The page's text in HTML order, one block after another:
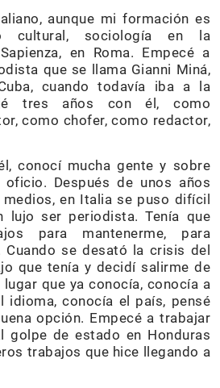
aunque mi formación es
cultural, sociología en la
en Roma. Empecé a
que se llama Gianni Miná,
cuando todavía iba a la
tres años con él, como
como chofer, como redactor,
conocí mucha gente y sobre
Después de unos años
en Italia se puso difícil
lujo ser periodista. Tenía que
para mantenerme, para
se desató la crisis del
que tenía y decidí salirme de
que ya conocía, conocía a
idioma, conocía el país, pensé
opción. Empecé a trabajar
golpe de estado en Honduras
trabajos que hice llegando a